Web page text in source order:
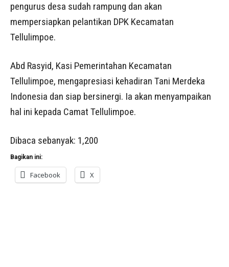
pengurus desa sudah rampung dan akan
mempersiapkan pelantikan DPK Kecamatan
Tellulimpoe.
Abd Rasyid, Kasi Pemerintahan Kecamatan
Tellulimpoe, mengapresiasi kehadiran Tani Merdeka
Indonesia dan siap bersinergi. Ia akan menyampaikan
hal ini kepada Camat Tellulimpoe.
Dibaca sebanyak: 1,200
Bagikan ini:
Facebook X